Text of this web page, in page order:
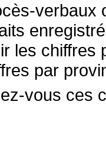
les chiffres
par
vous ces